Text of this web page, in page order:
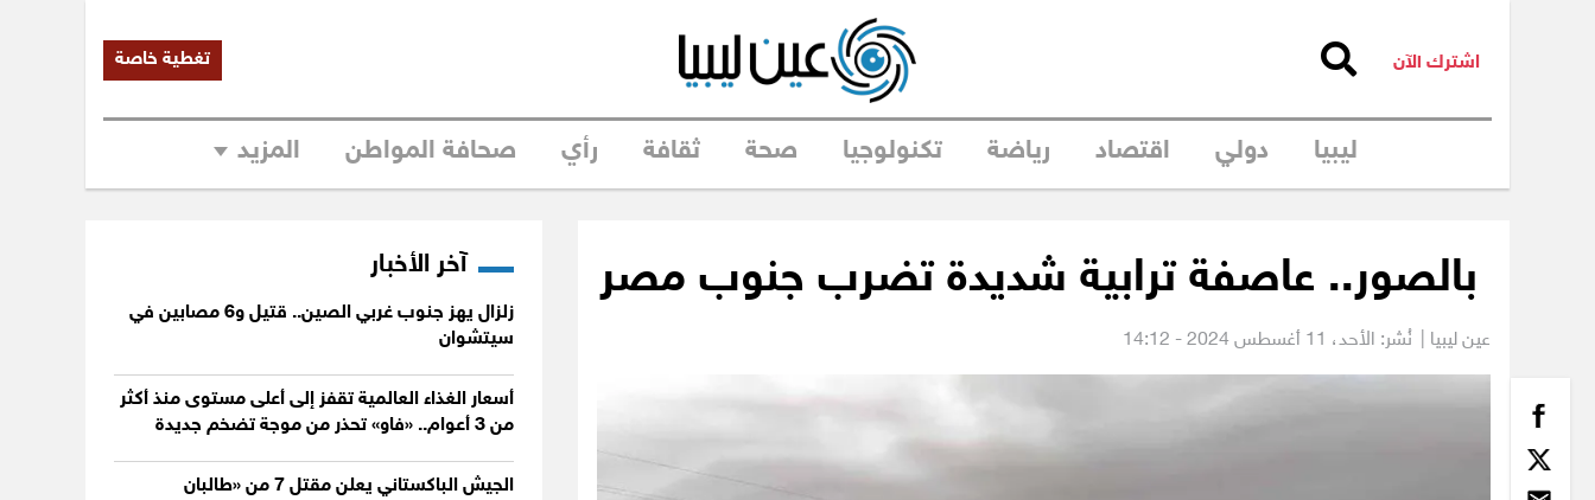
اشترك الآن تغطية خاصة
ليبيا دولي اقتصاد رياضة تكنولوجيا صحة ثقافة رأي صحافة المواطن المزيد
بالصور.. عاصفة ترابية شديدة تضرب جنوب مصر
عين ليبيا | نُشر: الأحد،
آخر الأخبار
زلزال يهز جنوب غربي الصين.. قتيل و6 مصابين في
سيتشوان
أسعار الغذاء العالمية تقفز إلى أعلى مستوى منذ أكثر
من 3 أعوام.. «فاو» تحذر من موجة تضخم جديدة
الجيش الباكستاني يعلن مقتل 7 من «طالبان